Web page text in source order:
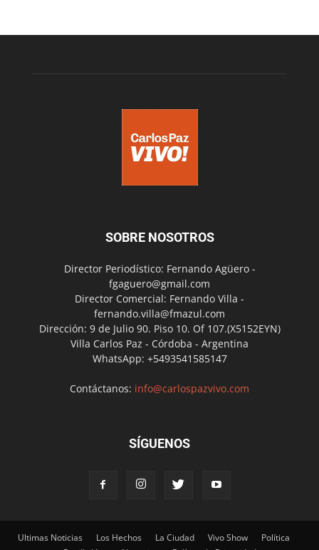
SOBRE NOSOTROS
Director Periodístico: Fernando Agüero -
fgaguero@gmail.com
Director Comercial: Fernando Villa -
fernando.villa@fmazul.com
Dirección: 9 de Julio 90. Piso 10. Of 107.(X5152EYN)
Villa Carlos Paz - Córdoba - Argentina
WhatsApp: +5493541585147
Contáctanos: info@carlospazvivo.com
SÍGUENOS
Ultimas Noticias Los Hechos La Ciudad Vivo Show
Política